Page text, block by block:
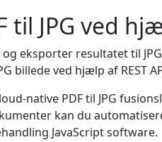
til JPG ved
eksporter resultatet til
billede ved hjælp af REST
native PDF til JPG
kan du
JavaScript software.